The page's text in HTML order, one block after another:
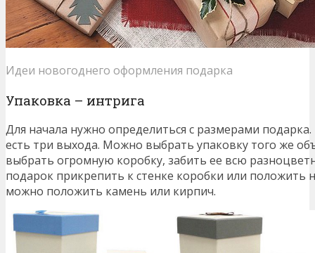
Идеи новогоднего оформления подарка
Упаковка – интрига
Для начала нужно определиться с размерами
есть три выхода. Можно выбрать упаковку того же
выбрать огромную коробку, забить ее всю
подарок прикрепить к стенке коробки или положить
можно положить камень или кирпич.